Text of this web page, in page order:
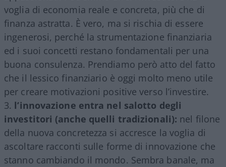
voglia di economia reale e concreta, più che di
finanza astratta. È vero, ma si rischia di essere
ingenerosi, perché la strumentazione finanziaria
ed i suoi concetti restano fondamentali per una
buona consulenza. Prendiamo però atto del fatto
che il lessico finanziario è oggi molto meno utile
per creare motivazioni positive verso l’investire.
l’innovazione entra nel salotto degli
investitori (anche quelli tradizionali): nel filone
della nuova concretezza si accresce la voglia di
ascoltare racconti sulle forme di innovazione che
stanno cambiando il mondo. Sembra banale, ma